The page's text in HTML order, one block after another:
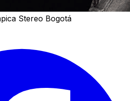
Stereo Bogotá